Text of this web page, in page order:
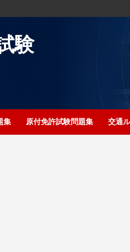
験
集 原付免許試験問題集 交通